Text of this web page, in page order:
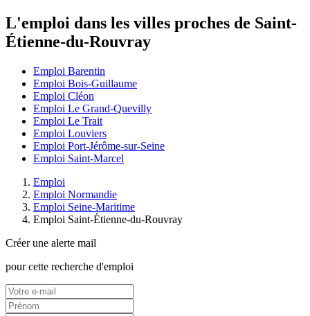
L'emploi dans les villes proches de Saint-
Étienne-du-Rouvray
Emploi Barentin
Emploi Bois-Guillaume
Emploi Cléon
Emploi Le Grand-Quevilly
Emploi Le Trait
Emploi Louviers
Emploi Port-Jérôme-sur-Seine
Emploi Saint-Marcel
Emploi
Emploi Normandie
Emploi Seine-Maritime
Emploi Saint-Étienne-du-Rouvray
Créer une alerte mail
pour cette recherche d'emploi